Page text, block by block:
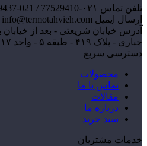
تلفن تماس ۰۲۱-77529410 / 021-77529437
ارسال ایمیل info@termotahvieh.com
آدرس خیابان شریعتی - بعد از خیابان
جباری - پلاک ۴۱۹ - طبقه ۵ - واحد ۱۷
دسترسی سریع
محصولات
تماس با ما
مقالات
درباره ما
سبد خرید
خدمات مشتریان